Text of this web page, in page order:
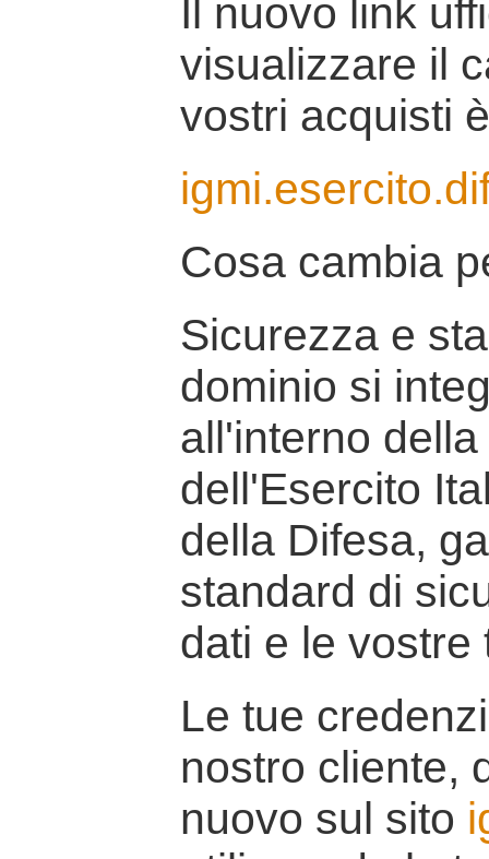
Il nuovo link
visualizzare il
vostri acquisti
Cosa cambia
Sicurezza e
dominio si
all'interno
dell'Esercito
della Difesa,
standard di
dati e le vostre
Le tue
nostro cliente,
nuovo sul sito